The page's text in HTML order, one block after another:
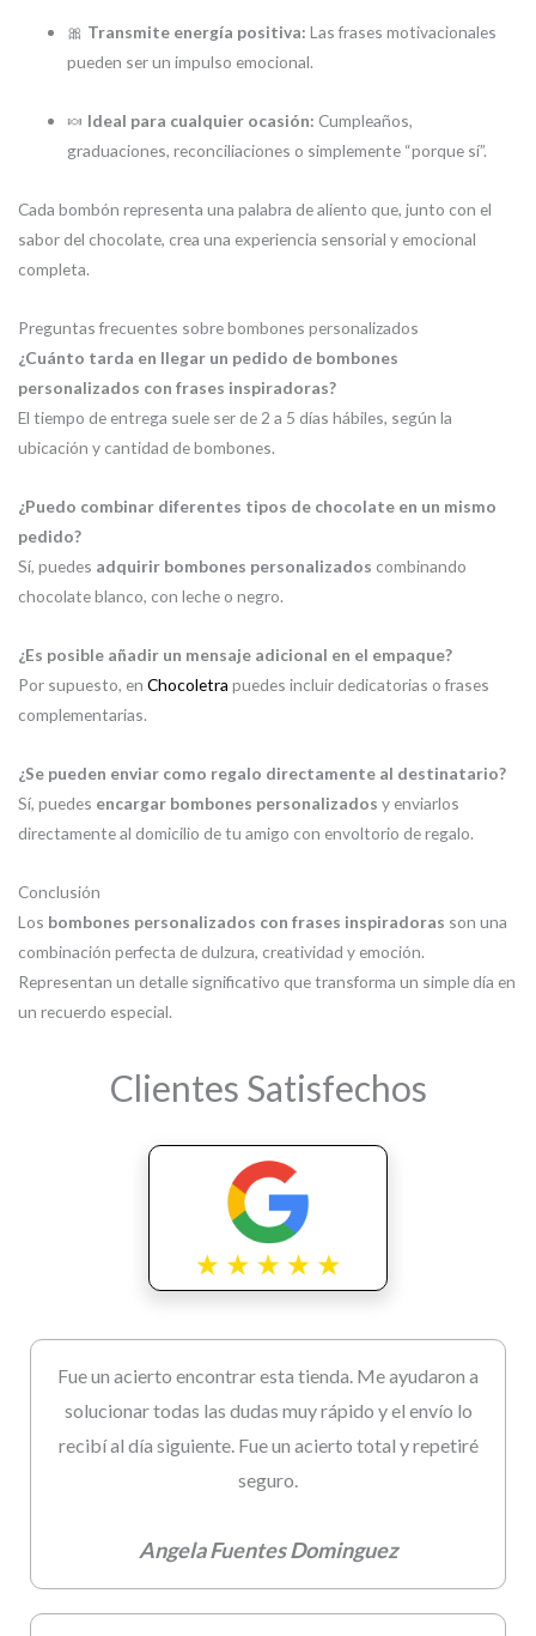
🎀 Transmite energía positiva: Las frases motivacionales
pueden ser un impulso emocional.
🍬 Ideal para cualquier ocasión: Cumpleaños,
graduaciones, reconciliaciones o simplemente “porque sí”.
Cada bombón representa una palabra de aliento que, junto con el
sabor del chocolate, crea una experiencia sensorial y emocional
completa.
Preguntas frecuentes sobre bombones personalizados
¿Cuánto tarda en llegar un pedido de bombones
personalizados con frases inspiradoras?
El tiempo de entrega suele ser de 2 a 5 días hábiles, según la
ubicación y cantidad de bombones.
¿Puedo combinar diferentes tipos de chocolate en un mismo
pedido?
Sí, puedes adquirir bombones personalizados combinando
chocolate blanco, con leche o negro.
¿Es posible añadir un mensaje adicional en el empaque?
Por supuesto, en Chocoletra puedes incluir dedicatorias o frases
complementarias.
¿Se pueden enviar como regalo directamente al destinatario?
Sí, puedes encargar bombones personalizados y enviarlos
directamente al domicilio de tu amigo con envoltorio de regalo.
Conclusión
Los bombones personalizados con frases inspiradoras son una
combinación perfecta de dulzura, creatividad y emoción.
Representan un detalle significativo que transforma un simple día en
un recuerdo especial.
Clientes Satisfechos
Fue un acierto encontrar esta tienda. Me ayudaron a
solucionar todas las dudas muy rápido y el envío lo
recibí al día siguiente. Fue un acierto total y repetiré
seguro.
Angela Fuentes Dominguez